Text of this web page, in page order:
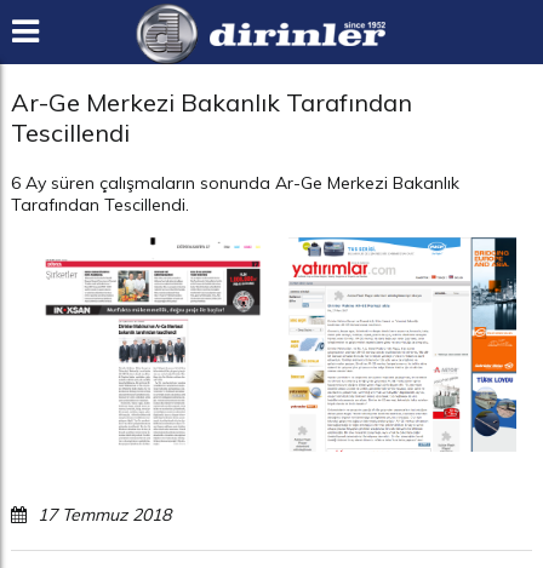
Ar-Ge Merkezi Bakanlık Tarafından
Tescillendi
6 Ay süren çalışmaların sonunda Ar-Ge Merkezi Bakanlık
Tarafından Tescillendi.
17 Temmuz 2018